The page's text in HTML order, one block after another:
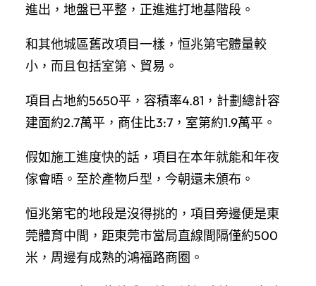
進出，地盤已平整，正進進打地基階段。
和其他城區舊改項目一樣，恒兆第宅體量較
小，而且包括室第、貿易。
項目占地約5650平，容積率4.81，計劃總計容
建面約2.7萬平，商住比3:7，室第約1.9萬平。
假如施工進度快的話，項目在本年就能和年夜
傢會晤。至於產物戶型，今朝還未頒布。
恒兆第宅的地段是沒得挑的，項目旁邊便是東
莞體育中間，距東莞市當局直線間隔僅約500
米，周邊有成熟的鴻福路商圈。